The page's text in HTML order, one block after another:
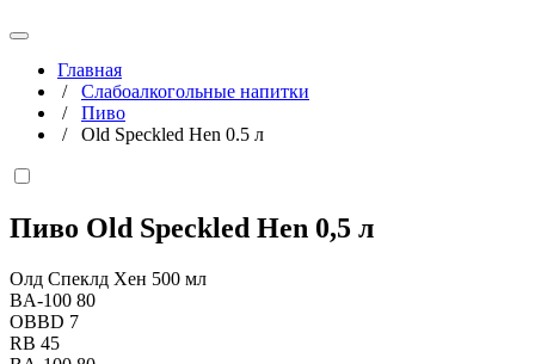
Главная
/ Слабоалкогольные напитки
/ Пиво
/ Old Speckled Hen 0.5 л
Пиво Old Speckled Hen 0,5 л
Олд Спеклд Хен 500 мл
BA-100 80
OBBD 7
RB 45